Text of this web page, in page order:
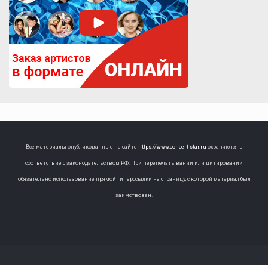
Все материалы опубликованные на сайте https://www.concert-star.ru охраняются в
соответствие с законодательством РФ. При перепечатывании или цитировании,
обязательно использование прямой гиперссылки на страницу, с которой материал был
заимствован.